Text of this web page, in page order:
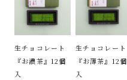
生チョコレート
『お濃茶』12個
入
生チョコレート
『お薄茶』12個
入